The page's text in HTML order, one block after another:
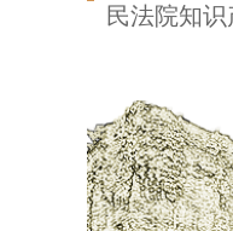
民法院知